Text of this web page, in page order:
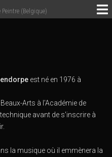
(Belgique)
est né en 1976 à
Arts à l'Académie de
avant de s'inscrire à
la musique où il emmènera la